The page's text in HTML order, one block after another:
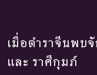
เมื่อตำราจีนพบ
และ ราศีกุมภ์